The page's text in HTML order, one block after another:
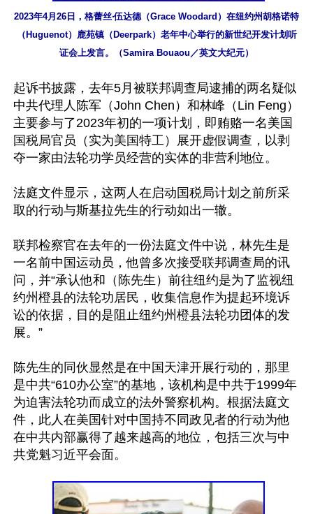
2023年4月26日，格蕾丝‧伍达德（Grace Woodard）在纽约州胡格诺特
（Huguenot）鹿苑镇（Deerpark）老年中心举行的新世纪开发计划听
证会上发言。（Samira Bouaou／英文大纪元）
起诉书披露，去年5月被联邦调查局逮捕的两名疑似
中共代理人陈军（John Chen）和林峰（Lin Feng）
主要参与了2023年初的一项计划，即贿赂一名美国
国税局官员（实为美国特工）展开虚假调查，以剥
夺一家由法轮功学员经营的实体的非营利地位。
法庭文件显示，这两人在启动国税局计划之前所采
取的行动与斯基拉先生的行动如出一辙。
联邦检察官在去年的一份法庭文件中说，林先生是
一名前中国运动员，他曾多次接受联邦调查局的讯
问，并“承认他和（陈先生）前往纽约是为了监视纽
约州橙县的法轮功居民，收集信息作为提起环境诉
讼的依据，目的是阻止纽约州橙县法轮功团体的发
展。”
陈先生的同伙显然是在中国天津开展行动的，那里
是中共“610办公室”的基地，该机构是中共于1999年
为迫害法轮功而成立的法外警察机构。根据法庭文
件，此人在美国针对中国持不同政见者的行动为他
在中共内部赢得了越来越高的地位，包括三次与中
共党魁习近平会面。